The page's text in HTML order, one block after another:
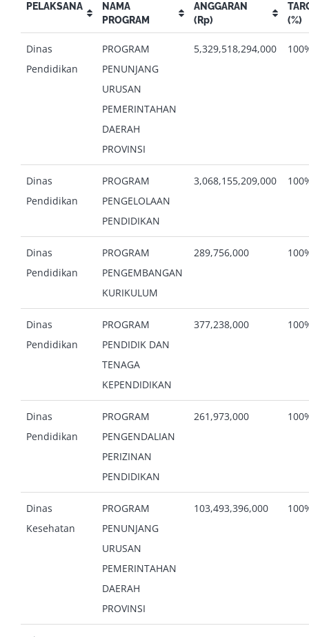
PELAKSANA
NAMA
PROGRAM
ANGGARAN
(Rp)
(%)
Dinas
Pendidikan
PROGRAM
PENUNJANG
URUSAN
PEMERINTAHAN
DAERAH
PROVINSI
5,329,518,294,000
Dinas
Pendidikan
PROGRAM
PENGELOLAAN
PENDIDIKAN
3,068,155,209,000
Dinas
Pendidikan
PROGRAM
PENGEMBANGAN
KURIKULUM
289,756,000
Dinas
Pendidikan
PROGRAM
PENDIDIK DAN
TENAGA
KEPENDIDIKAN
377,238,000
Dinas
Pendidikan
PROGRAM
PENGENDALIAN
PERIZINAN
PENDIDIKAN
261,973,000
Dinas
Kesehatan
PROGRAM
PENUNJANG
URUSAN
PEMERINTAHAN
DAERAH
PROVINSI
103,493,396,000